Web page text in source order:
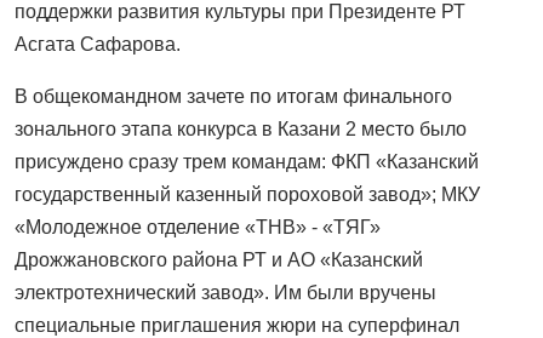
поддержки развития культуры при Президенте РТ
Асгата Сафарова.
В общекомандном зачете по итогам финального
зонального этапа конкурса в Казани 2 место было
присуждено сразу трем командам: ФКП «Казанский
государственный казенный пороховой завод»; МКУ
«Молодежное отделение «ТНВ» - «ТЯГ»
Дрожжановского района РТ и АО «Казанский
электротехнический завод». Им были вручены
специальные приглашения жюри на суперфинал